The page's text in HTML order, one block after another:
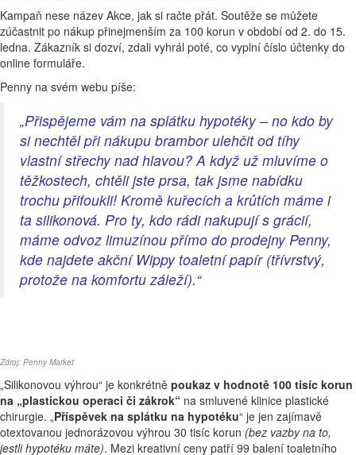
Kampaň nese název Akce, jak si račte přát. Soutěže se můžete
zúčastnit po nákup přinejmenším za 100 korun v období od 2. do 15.
ledna. Zákazník si dozví, zdali vyhrál poté, co vyplní číslo účtenky do
online formuláře.
Penny na svém webu píše:
„Přispějeme vám na splátku hypotéky – no kdo by
si nechtěl při nákupu brambor ulehčit od tíhy
vlastní střechy nad hlavou? A když už mluvíme o
těžkostech, chtěli jste prsa, tak jsme nabídku
trochu přifoukli! Kromě kuřecích a krůtích máme i
ta silikonová. Pro ty, kdo rádi nakupují s grácií,
máme odvoz limuzínou přímo do prodejny Penny,
kde najdete akční Wippy toaletní papír (třívrstvý,
protože na komfortu záleží).“
Zdroj: Penny Market
„Silikonovou výhrou“ je konkrétně poukaz v hodnotě 100 tisíc korun
na „plastickou operaci či zákrok“ na smluvené klinice plastické
chirurgie. „Příspěvek na splátku na hypotéku“ je jen zajímavě
otextovanou jednorázovou výhrou 30 tisíc korun (bez vazby na to,
jestli hypotéku máte). Mezi kreativní ceny patří 99 balení toaletního